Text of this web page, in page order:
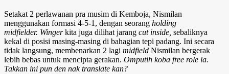
Setakat 2 perlawanan pra musim di Kemboja, Nismilan
menggunakan formasi 4-5-1, dengan seorang holding
midfielder. Wingerkita juga dilihat jarang cut inside, sebaliknya
kekal di posisi masing-masing di bahagian tepi padang. Ini secara
tidak langsung, membenarkan 2 lagi midfield Nismilan bergerak
lebih bebas untuk mencipta gerakan. Omputih koba free role la.
Takkan ini pun den nak translate kan?